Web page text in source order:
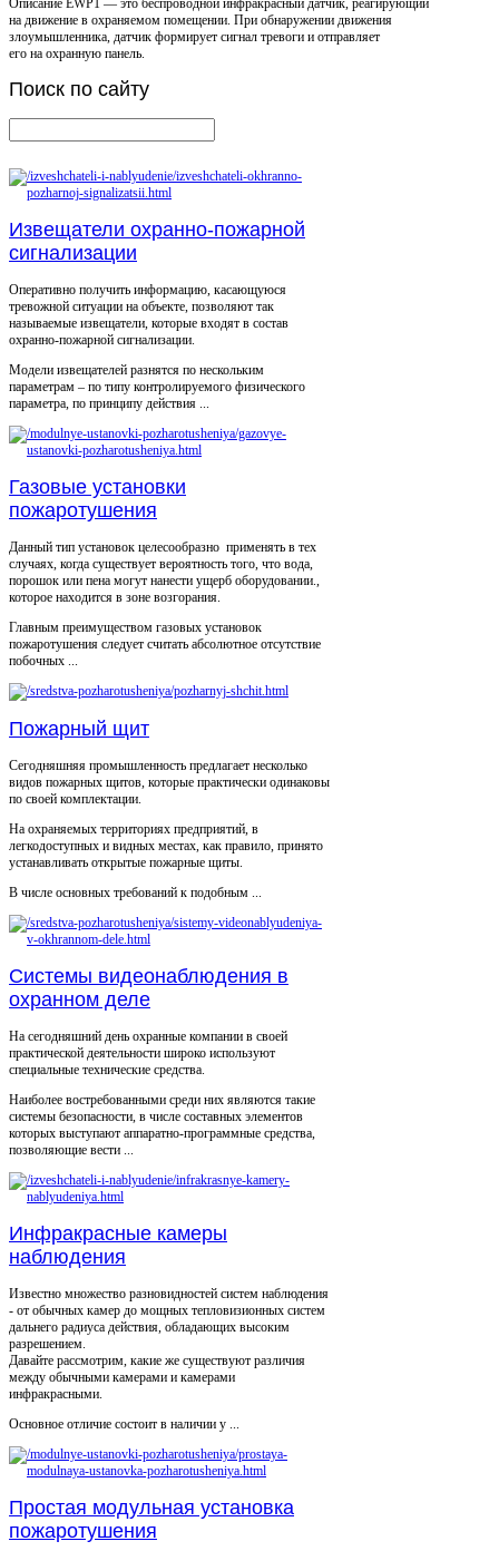
на движение в охраняемом помещении. При обнаружении движения
злоумышленника, датчик формирует сигнал тревоги и отправляет
его на охранную панель.
Поиск по сайту
Извещатели охранно-пожарной
сигнализации
Оперативно получить информацию, касающуюся
тревожной ситуации на объекте, позволяют так
называемые извещатели, которые входят в состав
охранно-пожарной сигнализации.
Модели извещателей разнятся по нескольким
параметрам – по типу контролируемого физического
параметра, по принципу действия ...
Газовые установки
пожаротушения
Данный тип установок целесообразно применять в тех
случаях, когда существует вероятность того, что вода,
порошок или пена могут нанести ущерб оборудовании.,
которое находится в зоне возгорания.
Главным преимуществом газовых установок
пожаротушения следует считать абсолютное отсутствие
побочных ...
Пожарный щит
Сегодняшняя промышленность предлагает несколько
видов пожарных щитов, которые практически одинаковы
по своей комплектации.
На охраняемых территориях предприятий, в
легкодоступных и видных местах, как правило, принято
устанавливать открытые пожарные щиты.
В числе основных требований к подобным ...
Системы видеонаблюдения в
охранном деле
На сегодняшний день охранные компании в своей
практической деятельности широко используют
специальные технические средства.
Наиболее востребованными среди них являются такие
системы безопасности, в числе составных элементов
которых выступают аппаратно-программные средства,
позволяющие вести ...
Инфракрасные камеры
наблюдения
Известно множество разновидностей систем наблюдения
- от обычных камер до мощных тепловизионных систем
дальнего радиуса действия, обладающих высоким
разрешением.
Давайте рассмотрим, какие же существуют различия
между обычными камерами и камерами
инфракрасными.
Основное отличие состоит в наличии у ...
Простая модульная установка
пожаротушения